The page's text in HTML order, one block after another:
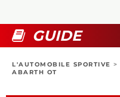
BOUTIQUE
GUIDE
L'AUTOMOBILE SPORTIVE >
ABARTH OT